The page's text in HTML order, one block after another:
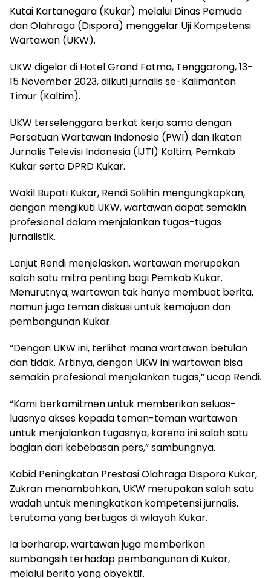
Kutai Kartanegara (Kukar) melalui Dinas Pemuda
dan Olahraga (Dispora) menggelar Uji Kompetensi
Wartawan (UKW).
UKW digelar di Hotel Grand Fatma, Tenggarong, 13-
15 November 2023, diikuti jurnalis se-Kalimantan
Timur (Kaltim).
UKW terselenggara berkat kerja sama dengan
Persatuan Wartawan Indonesia (PWI) dan Ikatan
Jurnalis Televisi Indonesia (IJTI) Kaltim, Pemkab
Kukar serta DPRD Kukar.
Wakil Bupati Kukar, Rendi Solihin mengungkapkan,
dengan mengikuti UKW, wartawan dapat semakin
profesional dalam menjalankan tugas-tugas
jurnalistik.
Lanjut Rendi menjelaskan, wartawan merupakan
salah satu mitra penting bagi Pemkab Kukar.
Menurutnya, wartawan tak hanya membuat berita,
namun juga teman diskusi untuk kemajuan dan
pembangunan Kukar.
“Dengan UKW ini, terlihat mana wartawan betulan
dan tidak. Artinya, dengan UKW ini wartawan bisa
semakin profesional menjalankan tugas,” ucap Rendi.
“Kami berkomitmen untuk memberikan seluas-
luasnya akses kepada teman-teman wartawan
untuk menjalankan tugasnya, karena ini salah satu
bagian dari kebebasan pers,” sambungnya.
Kabid Peningkatan Prestasi Olahraga Dispora Kukar,
Zukran menambahkan, UKW merupakan salah satu
wadah untuk meningkatkan kompetensi jurnalis,
terutama yang bertugas di wilayah Kukar.
Ia berharap, wartawan juga memberikan
sumbangsih terhadap pembangunan di Kukar,
melalui berita yang obyektif.